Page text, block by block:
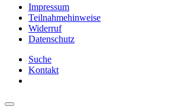
Impressum
Teilnahmehinweise
Widerruf
Datenschutz
Suche
Kontakt